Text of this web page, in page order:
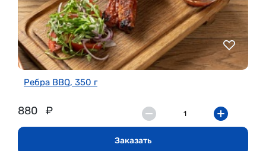
Ребра BBQ, 350 г
880 ₽
Заказать